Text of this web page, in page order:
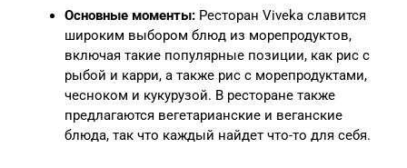
Основные моменты: Ресторан Viveka славится
широким выбором блюд из морепродуктов,
включая такие популярные позиции, как рис с
рыбой и карри, а также рис с морепродуктами,
чесноком и кукурузой. В ресторане также
предлагаются вегетарианские и веганские
блюда, так что каждый найдет что-то для себя.